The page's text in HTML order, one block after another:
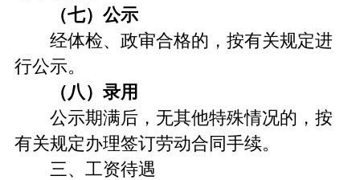
（七）公示
经体检、政审合格的，按有关规定进
行公示。
（八）录用
公示期满后，无其他特殊情况的，按
有关规定办理签订劳动合同手续。
三、工资待遇